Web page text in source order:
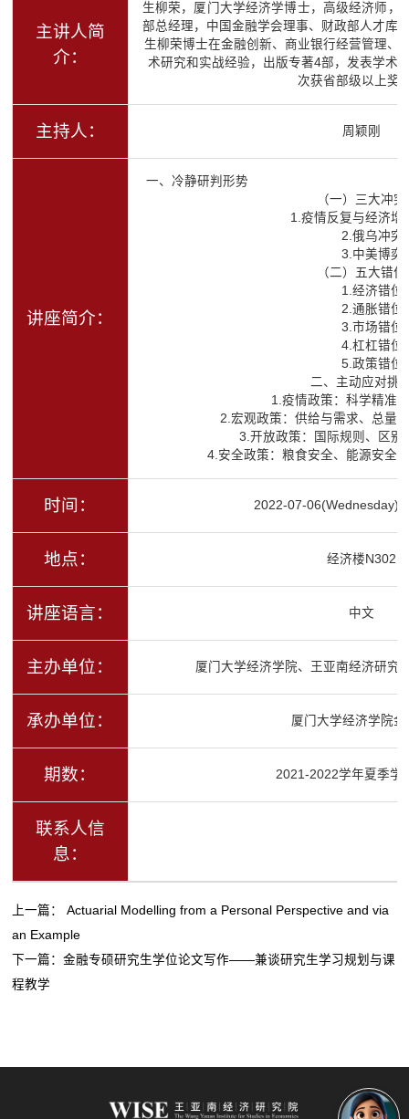
主讲人简
介：
生柳荣，厦门大学经济学博士，高级经济师，
部总经理，中国金融学会理事、财政部人才库
生柳荣博士在金融创新、商业银行经营管理、
术研究和实战经验，出版专著4部，发表学术
次获省部级以上奖
主持人： 周颖刚
讲座简介：
一、冷静研判形势
（一）三大冲突
1.疫情反复与经济增
2.俄乌冲突
3.中美博奕
（二）五大错位
1.经济错位
2.通胀错位
3.市场错位
4.杠杠错位
5.政策错位
二、主动应对挑
1.疫情政策：科学精准，
2.宏观政策：供给与需求、总量
3.开放政策：国际规则、区别
4.安全政策：粮食安全、能源安全
时间： 2022-07-
地点： 经济楼N302
讲座语言： 中文
主办单位： 厦门大学经济学院、王亚南经济研究
承办单位： 厦门大学经济学院
期数： 2021-2022学年夏季学
联系人信
息：
上一篇： Actuarial Modelling from a Personal Perspective and via
an Example
下一篇： 金融专硕研究生学位论文写作——兼谈研究生学习规划与课
程教学